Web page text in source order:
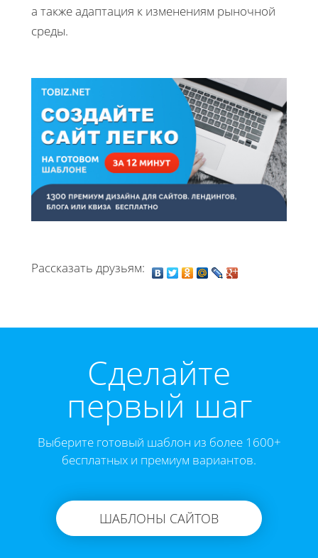
а также адаптация к изменениям рыночной
среды.
Рассказать друзьям:
Cделайте
первый шаг
Выберите готовый шаблон из более 1600+
бесплатных и премиум вариантов.
ШАБЛОНЫ САЙТОВ